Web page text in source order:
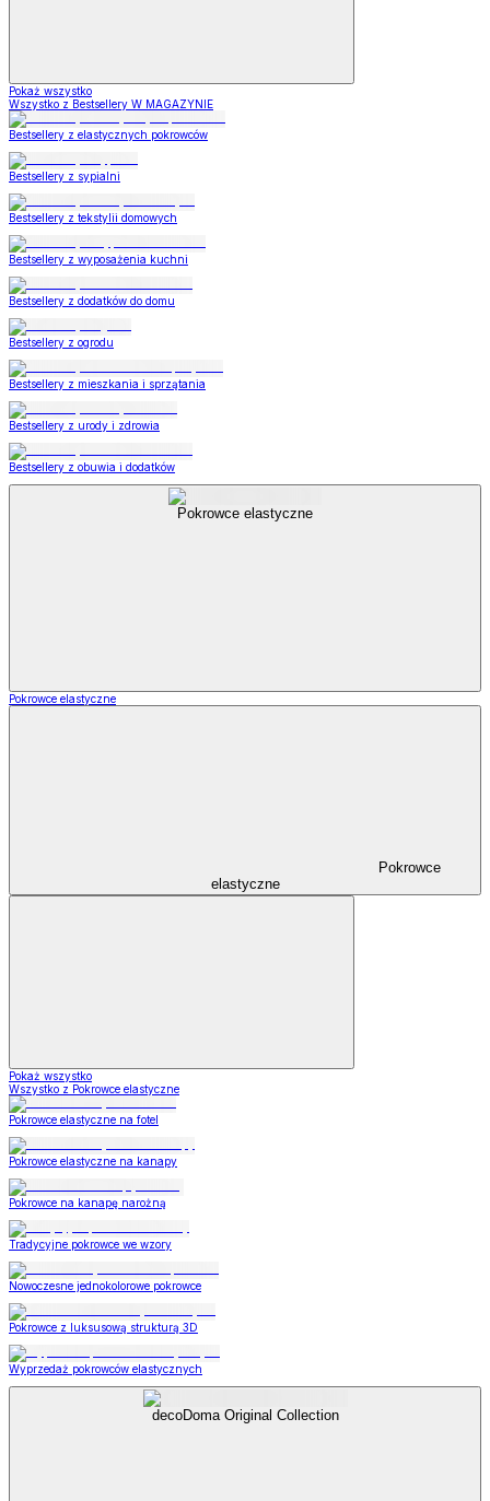
Pokaż wszystko
Wszystko z Bestsellery W MAGAZYNIE
Bestsellery z elastycznych pokrowców
Bestsellery z sypialni
Bestsellery z tekstylii domowych
Bestsellery z wyposażenia kuchni
Bestsellery z dodatków do domu
Bestsellery z ogrodu
Bestsellery z mieszkania i sprzątania
Bestsellery z urody i zdrowia
Bestsellery z obuwia i dodatków
Pokrowce elastyczne
Pokrowce elastyczne
Pokrowce
elastyczne
Pokaż wszystko
Wszystko z Pokrowce elastyczne
Pokrowce elastyczne na fotel
Pokrowce elastyczne na kanapy
Pokrowce na kanapę narożną
Tradycyjne pokrowce we wzory
Nowoczesne jednokolorowe pokrowce
Pokrowce z luksusową strukturą 3D
Wyprzedaż pokrowców elastycznych
decoDoma Original Collection